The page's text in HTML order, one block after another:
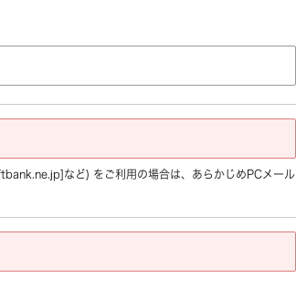
など) をご利用の場合は、あらかじめPCメール